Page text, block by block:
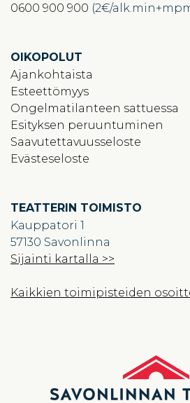
0600 900 900 (2€/
OIKOPOLUT
Ajankohtaista
Esteettömyys
Ongelmatilanteen sattuessa
Esityksen peruuntuminen
Saavutettavuusseloste
Evästeseloste
TEATTERIN TOIMISTO
Kauppatori 1
57130 Savonlinna
Sijainti kartalla >>
Kaikkien toimipisteiden